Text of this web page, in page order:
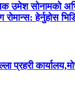
उमेश सोनामको
रोमान्स: हेर्नुहोस
प्रहरी